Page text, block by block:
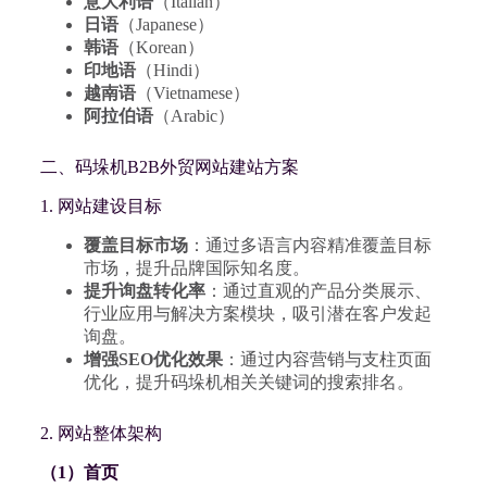
日语（Japanese）
韩语（Korean）
印地语（Hindi）
越南语（Vietnamese）
阿拉伯语（Arabic）
二、码垛机B2B外贸网站建站方案
1. 网站建设目标
覆盖目标市场：通过多语言内容精准覆盖目标
市场，提升品牌国际知名度。
提升询盘转化率：通过直观的产品分类展示、
行业应用与解决方案模块，吸引潜在客户发起
询盘。
增强SEO优化效果：通过内容营销与支柱页面
优化，提升码垛机相关关键词的搜索排名。
2. 网站整体架构
（1）首页